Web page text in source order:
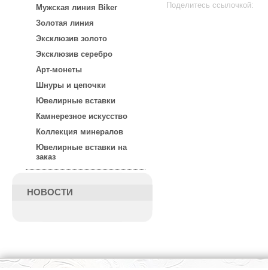
Мужская линия Biker
Золотая линия
Эксклюзив золото
Эксклюзив серебро
Арт-монеты
Шнуры и цепочки
Ювелирные вставки
Камнерезное искусство
Коллекция минералов
Ювелирные вставки на
заказ
НОВОСТИ
Поделитесь ссылочкой: